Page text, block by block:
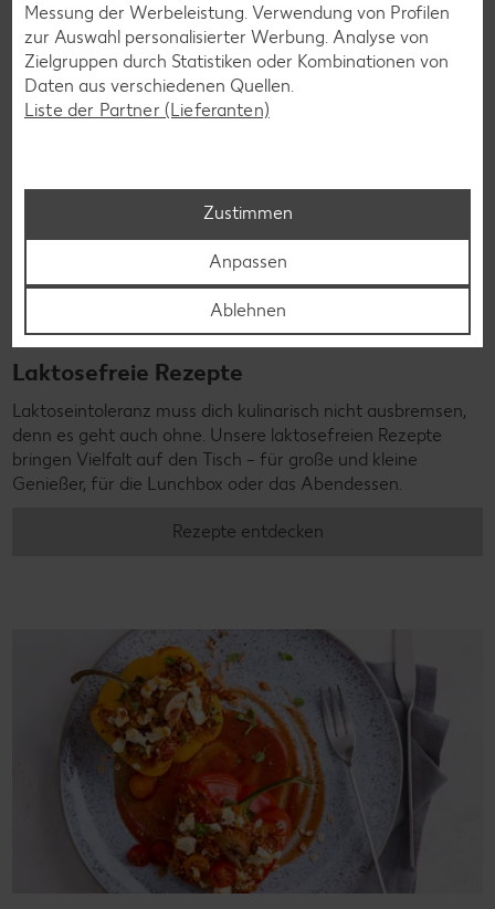
Laktosefreie Rezepte
Laktoseintoleranz muss dich kulinarisch nicht ausbremsen,
denn es geht auch ohne. Unsere laktosefreien Rezepte
bringen Vielfalt auf den Tisch – für große und kleine
Genießer, für die Lunchbox oder das Abendessen.
Rezepte entdecken
Messung der Werbeleistung. Verwendung von Profilen
zur Auswahl personalisierter Werbung. Analyse von
Zielgruppen durch Statistiken oder Kombinationen von
Daten aus verschiedenen Quellen.
Liste der Partner (Lieferanten)
Zustimmen
Anpassen
Ablehnen